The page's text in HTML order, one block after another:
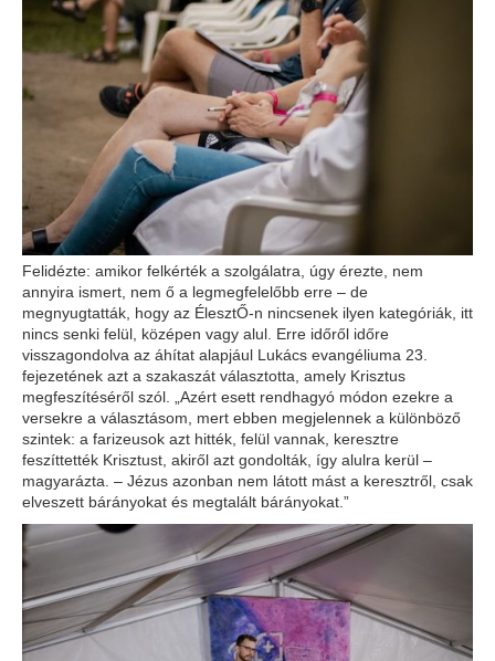
Felidézte: amikor felkérték a szolgálatra, úgy érezte, nem
annyira ismert, nem ő a legmegfelelőbb erre – de
megnyugtatták, hogy az ÉlesztŐ-n nincsenek ilyen kategóriák, itt
nincs senki felül, középen vagy alul. Erre időről időre
visszagondolva az áhítat alapjául Lukács evangéliuma 23.
fejezetének azt a szakaszát választotta, amely Krisztus
megfeszítéséről szól. „Azért esett rendhagyó módon ezekre a
versekre a választásom, mert ebben megjelennek a különböző
szintek: a farizeusok azt hitték, felül vannak, keresztre
feszíttették Krisztust, akiről azt gondolták, így alulra kerül –
magyarázta. – Jézus azonban nem látott mást a keresztről, csak
elveszett bárányokat és megtalált bárányokat.”